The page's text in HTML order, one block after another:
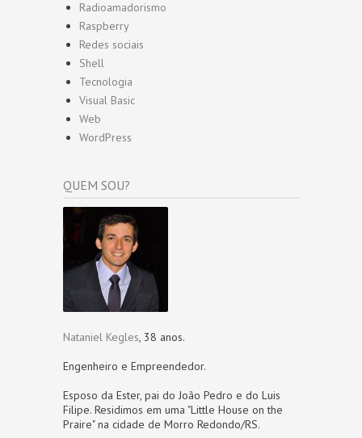
Radioamadorismo
Raspberry
Redes sociais
Shell
Tecnologia
Visual Basic
Web
WordPress
QUEM SOU?
Nataniel Kegles, 38 anos.
Engenheiro e Empreendedor.
Esposo da Ester, pai do João Pedro e do Luis
Filipe. Residimos em uma "Little House on the
Praire" na cidade de Morro Redondo/RS.